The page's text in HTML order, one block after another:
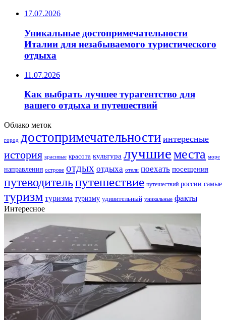
17.07.2026
Уникальные достопримечательности
Италии для незабываемого туристического
отдыха
11.07.2026
Как выбрать лучшее турагентство для
вашего отдыха и путешествий
Облако меток
город достопримечательности интересные
история красивые красота культура лучшиеместа море
направления острове отдых отдыха отели поехать посещения
путеводительпутешествие путешествий россии самые
туризм туризма туризму удивительный уникальные факты
Интересное